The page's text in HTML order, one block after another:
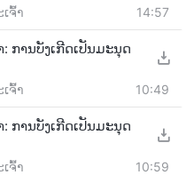
ຈົ້າ 14:57
ການບັງເກີດເປັນມະນຸດ
ຈົ້າ 10:49
ການບັງເກີດເປັນມະນຸດ
ຈົ້າ 10:59